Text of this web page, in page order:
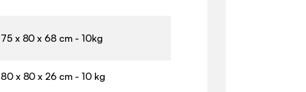
75 x 80 x 68 cm - 10kg
80 x 80 x 26 cm - 10 kg